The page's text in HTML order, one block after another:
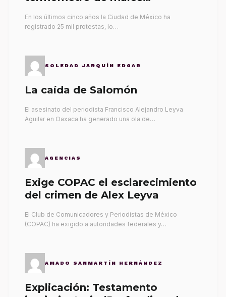
En los últimos cinco años la Ciudad de México ha
registrado 25 mil protestas, lo…
SOLEDAD JARQUÍN EDGAR
La caída de Salomón
El asesinato del periodista Francisco Alejandro Leyva
Aguilar en Oaxaca ha generado una ola de…
AGENCIAS
Exige COPAC el esclarecimiento
del crimen de Alex Leyva
El Club de Comunicadores y Periodistas de México
(COPAC) ha exigido a autoridades federales y…
AMADO SANMARTÍN HERNÁNDEZ
Explicación: Testamento